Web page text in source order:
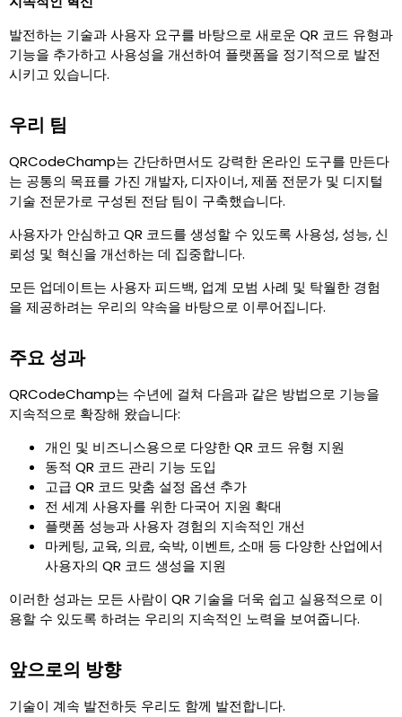
발전하는 기술과 사용자 요구를 바탕으로 새로운 QR 코드 유형과
기능을 추가하고 사용성을 개선하여 플랫폼을 정기적으로 발전
시키고 있습니다.
우리 팀
QRCodeChamp는 간단하면서도 강력한 온라인 도구를 만든다
는 공통의 목표를 가진 개발자, 디자이너, 제품 전문가 및 디지털
기술 전문가로 구성된 전담 팀이 구축했습니다.
사용자가 안심하고 QR 코드를 생성할 수 있도록 사용성, 성능, 신
뢰성 및 혁신을 개선하는 데 집중합니다.
모든 업데이트는 사용자 피드백, 업계 모범 사례 및 탁월한 경험
을 제공하려는 우리의 약속을 바탕으로 이루어집니다.
주요 성과
QRCodeChamp는 수년에 걸쳐 다음과 같은 방법으로 기능을
지속적으로 확장해 왔습니다:
개인 및 비즈니스용으로 다양한 QR 코드 유형 지원
동적 QR 코드 관리 기능 도입
고급 QR 코드 맞춤 설정 옵션 추가
전 세계 사용자를 위한 다국어 지원 확대
플랫폼 성능과 사용자 경험의 지속적인 개선
마케팅, 교육, 의료, 숙박, 이벤트, 소매 등 다양한 산업에서
사용자의 QR 코드 생성을 지원
이러한 성과는 모든 사람이 QR 기술을 더욱 쉽고 실용적으로 이
용할 수 있도록 하려는 우리의 지속적인 노력을 보여줍니다.
앞으로의 방향
기술이 계속 발전하듯 우리도 함께 발전합니다.